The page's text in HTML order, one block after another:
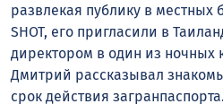
развлекая публику в
SHOT, его пригласили в
директором в один из ночных
Дмитрий рассказывал
срок действия